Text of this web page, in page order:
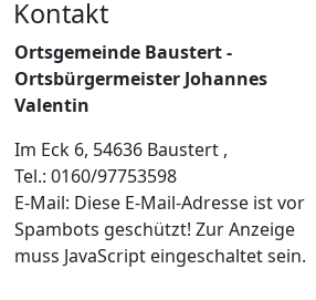
Kontakt
Ortsgemeinde Baustert -
Ortsbürgermeister Johannes
Valentin
Im Eck 6, 54636 Baustert ,
Tel.: 0160/97753598
E-Mail: Diese E-Mail-Adresse ist vor
Spambots geschützt! Zur Anzeige
muss JavaScript eingeschaltet sein.